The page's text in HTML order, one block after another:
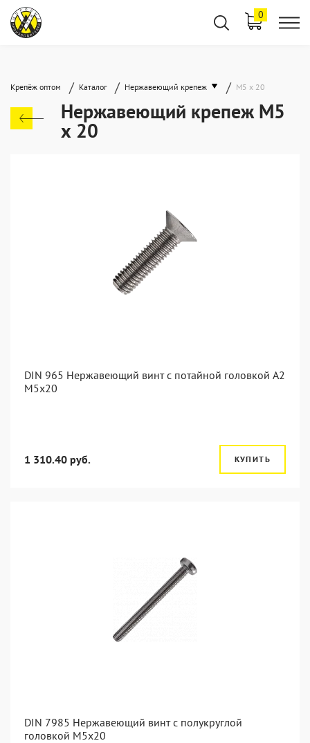
0
Крепёж оптом / Каталог / Нержавеющий крепеж / М5 х 20
Нержавеющий крепеж М5
х 20
DIN 965 Нержавеющий винт с потайной головкой А2
М5x20
1 310.40 руб. КУПИТЬ
DIN 7985 Нержавеющий винт с полукруглой
головкой М5х20